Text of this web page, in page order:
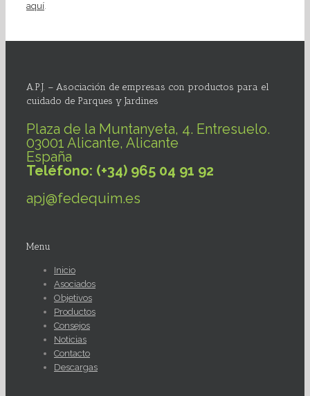
aquí.
A.P.J. – Asociación de empresas con productos para el
cuidado de Parques y Jardines
Plaza de la Muntanyeta, 4. Entresuelo.
03001 Alicante, Alicante
España
Teléfono: (+34) 965 04 91 92
apj@fedequim.es
Menu
Inicio
Asociados
Objetivos
Productos
Consejos
Noticias
Contacto
Descargas